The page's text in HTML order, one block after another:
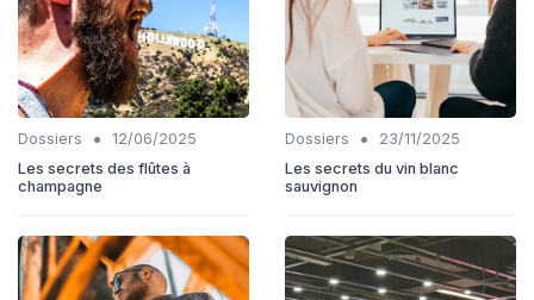
Dossiers •
12/06/2025
Les secrets des flûtes à
champagne
Dossiers •
23/11/2025
Les secrets du vin blanc
sauvignon